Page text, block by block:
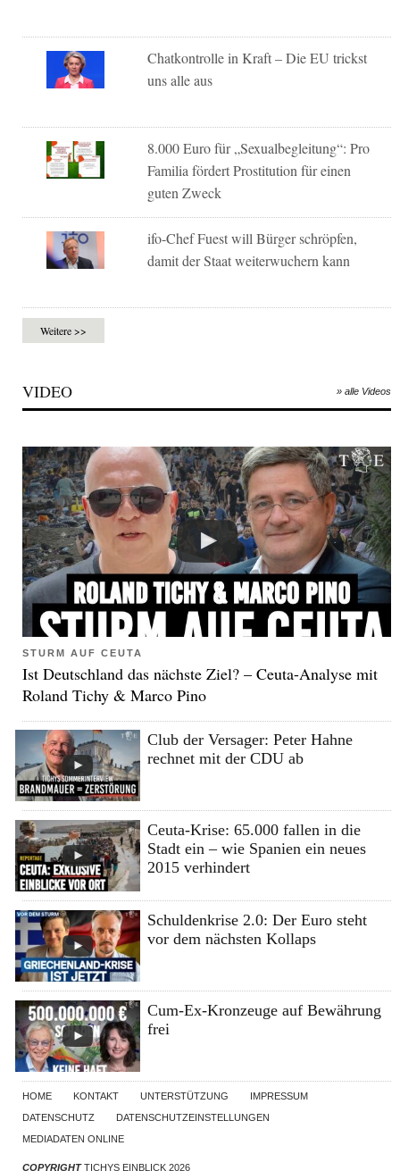
Chatkontrolle in Kraft – Die EU trickst
uns alle aus
8.000 Euro für „Sexualbegleitung“: Pro
Familia fördert Prostitution für einen
guten Zweck
ifo-Chef Fuest will Bürger schröpfen,
damit der Staat weiterwuchern kann
Weitere >>
VIDEO » alle Videos
STURM AUF CEUTA
Ist Deutschland das nächste Ziel? – Ceuta-Analyse mit
Roland Tichy & Marco Pino
Club der Versager: Peter Hahne
rechnet mit der CDU ab
Ceuta-Krise: 65.000 fallen in die
Stadt ein – wie Spanien ein neues
2015 verhindert
Schuldenkrise 2.0: Der Euro steht
vor dem nächsten Kollaps
Cum-Ex-Kronzeuge auf Bewährung
frei
HOME KONTAKT UNTERSTÜTZUNG
IMPRESSUM
DATENSCHUTZ
DATENSCHUTZEINSTELLUNGEN
MEDIADATEN ONLINE
COPYRIGHTTICHYS EINBLICK 2026